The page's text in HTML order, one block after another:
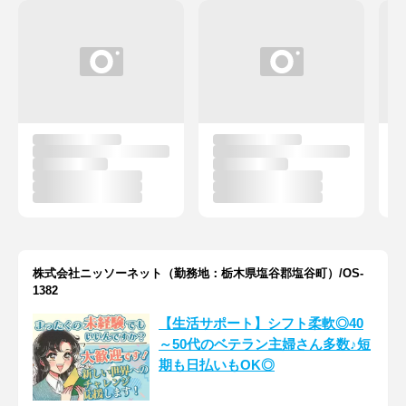
株式会社ニッソーネット（勤務地：栃木県塩谷郡塩谷町）/OS-
1382
【生活サポート】シフト柔軟◎40
～50代のベテラン主婦さん多数♪短
期も日払いもOK◎